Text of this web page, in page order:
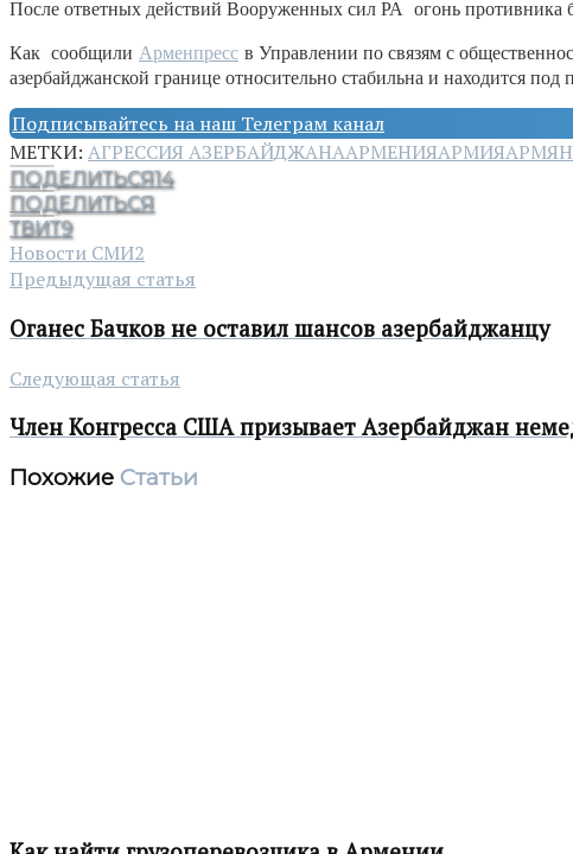
После ответных действий Вооруженных сил РА огонь
Как сообщили Арменпресс в Управлении по связям с
азербайджанской границе относительно стабильна и находится
Подписывайтесь на наш Телеграм канал
МЕТКИ: АГРЕССИЯ АЗЕРБАЙДЖАНААРМЕНИЯАРМИЯ
ПОДЕЛИТЬСЯ14
ПОДЕЛИТЬСЯ
ТВИТ9
Новости СМИ2
Предыдущая статья
Оганес Бачков не оставил шансов азербайджанцу
Следующая статья
Член Конгресса США призывает Азербайджан
Похожие Статьи